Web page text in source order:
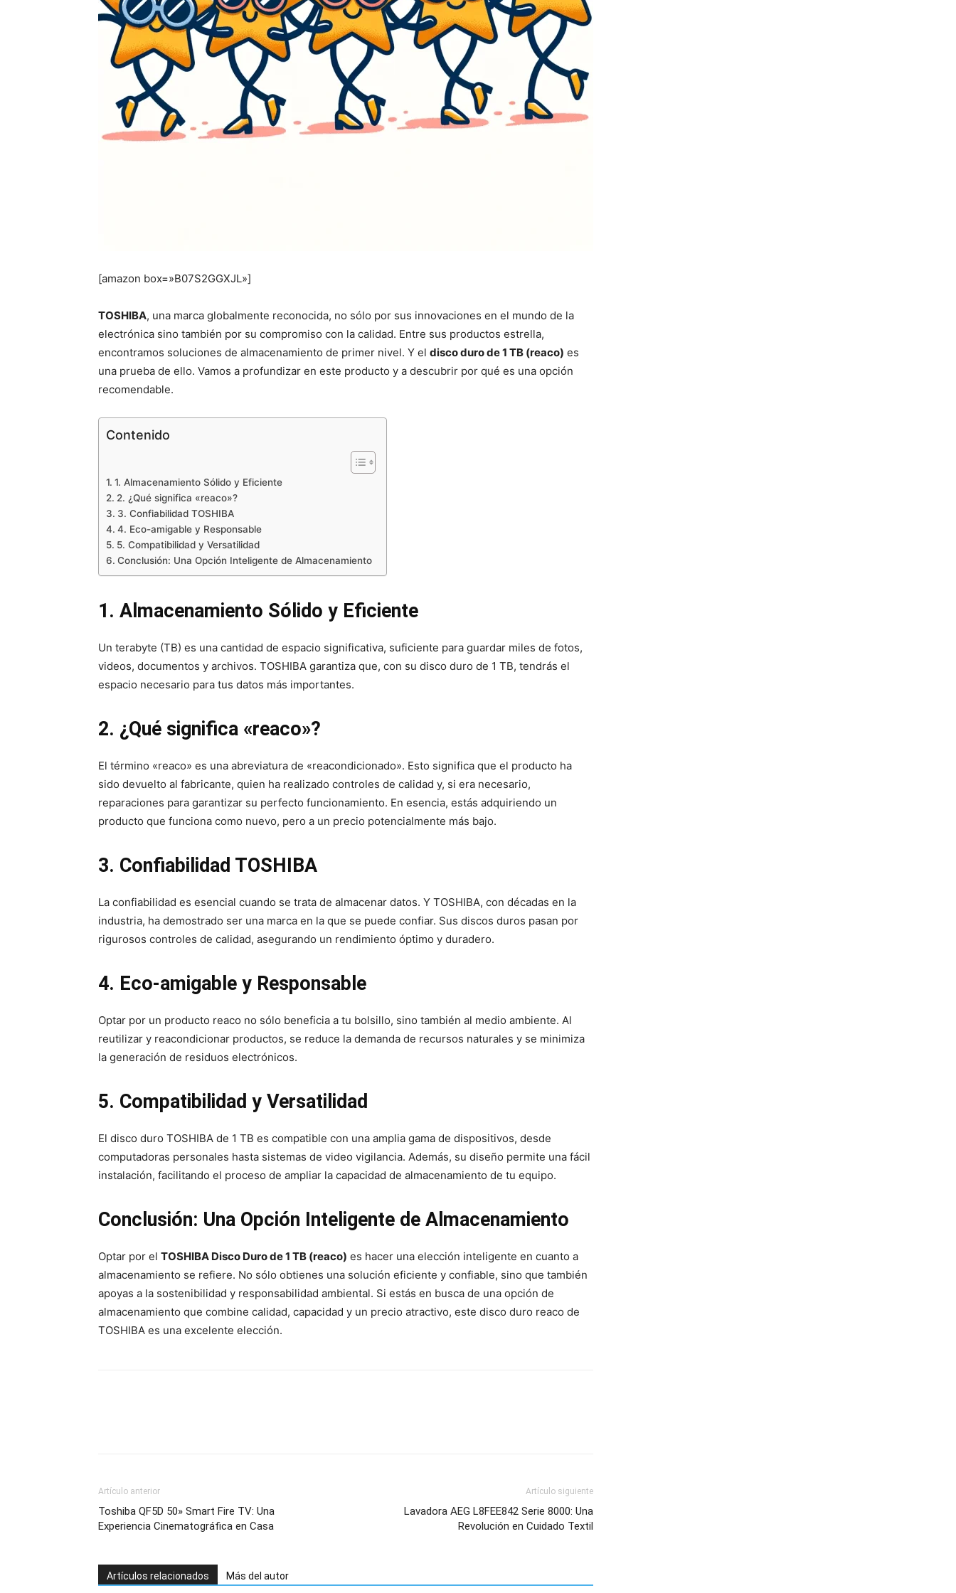
[amazon box=»B07S2GGXJL»]
TOSHIBA, una marca globalmente reconocida, no sólo por sus innovaciones en el mundo de la
electrónica sino también por su compromiso con la calidad. Entre sus productos estrella,
encontramos soluciones de almacenamiento de primer nivel. Y el disco duro de 1 TB (reaco) es
una prueba de ello. Vamos a profundizar en este producto y a descubrir por qué es una opción
recomendable.
Contenido
1. Almacenamiento Sólido y Eficiente
2. ¿Qué significa «reaco»?
3. Confiabilidad TOSHIBA
4. Eco-amigable y Responsable
5. Compatibilidad y Versatilidad
Conclusión: Una Opción Inteligente de Almacenamiento
1. Almacenamiento Sólido y Eficiente
Un terabyte (TB) es una cantidad de espacio significativa, suficiente para guardar miles de fotos,
videos, documentos y archivos. TOSHIBA garantiza que, con su disco duro de 1 TB, tendrás el
espacio necesario para tus datos más importantes.
2. ¿Qué significa «reaco»?
El término «reaco» es una abreviatura de «reacondicionado». Esto significa que el producto ha
sido devuelto al fabricante, quien ha realizado controles de calidad y, si era necesario,
reparaciones para garantizar su perfecto funcionamiento. En esencia, estás adquiriendo un
producto que funciona como nuevo, pero a un precio potencialmente más bajo.
3. Confiabilidad TOSHIBA
La confiabilidad es esencial cuando se trata de almacenar datos. Y TOSHIBA, con décadas en la
industria, ha demostrado ser una marca en la que se puede confiar. Sus discos duros pasan por
rigurosos controles de calidad, asegurando un rendimiento óptimo y duradero.
4. Eco-amigable y Responsable
Optar por un producto reaco no sólo beneficia a tu bolsillo, sino también al medio ambiente. Al
reutilizar y reacondicionar productos, se reduce la demanda de recursos naturales y se minimiza
la generación de residuos electrónicos.
5. Compatibilidad y Versatilidad
El disco duro TOSHIBA de 1 TB es compatible con una amplia gama de dispositivos, desde
computadoras personales hasta sistemas de video vigilancia. Además, su diseño permite una fácil
instalación, facilitando el proceso de ampliar la capacidad de almacenamiento de tu equipo.
Conclusión: Una Opción Inteligente de Almacenamiento
Optar por el TOSHIBA Disco Duro de 1 TB (reaco) es hacer una elección inteligente en cuanto a
almacenamiento se refiere. No sólo obtienes una solución eficiente y confiable, sino que también
apoyas a la sostenibilidad y responsabilidad ambiental. Si estás en busca de una opción de
almacenamiento que combine calidad, capacidad y un precio atractivo, este disco duro reaco de
TOSHIBA es una excelente elección.
Artículo anterior
Toshiba QF5D 50» Smart Fire TV: Una
Experiencia Cinematográfica en Casa
Artículo siguiente
Lavadora AEG L8FEE842 Serie 8000: Una
Revolución en Cuidado Textil
Artículos relacionados Más del autor